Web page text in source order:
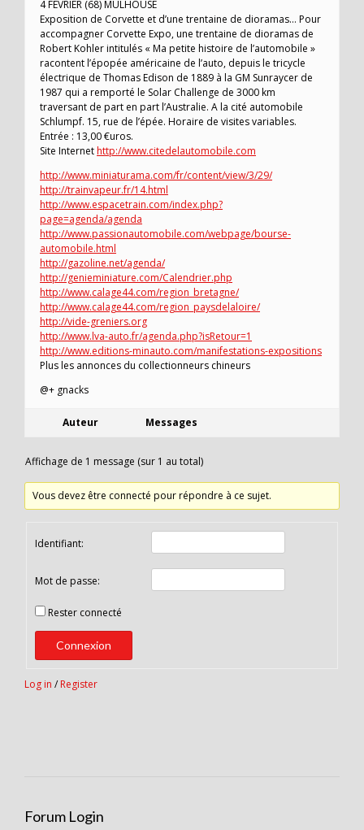
4 FEVRIER (68) MULHOUSE
Exposition de Corvette et d’une trentaine de dioramas… Pour
accompagner Corvette Expo, une trentaine de dioramas de
Robert Kohler intitulés « Ma petite histoire de l’automobile »
racontent l’épopée américaine de l’auto, depuis le tricycle
électrique de Thomas Edison de 1889 à la GM Sunraycer de
1987 qui a remporté le Solar Challenge de 3000 km
traversant de part en part l’Australie. A la cité automobile
Schlumpf. 15, rue de l’épée. Horaire de visites variables.
Entrée : 13,00 €uros.
Site Internethttp://www.citedelautomobile.com
http://www.miniaturama.com/fr/content/view/3/29/
http://trainvapeur.fr/14.html
http://www.espacetrain.com/index.php?
page=agenda/agenda
http://www.passionautomobile.com/webpage/bourse-
automobile.html
http://gazoline.net/agenda/
http://genieminiature.com/Calendrier.php
http://www.calage44.com/region_bretagne/
http://www.calage44.com/region_paysdelaloire/
http://vide-greniers.org
http://www.lva-auto.fr/agenda.php?isRetour=1
http://www.editions-minauto.com/manifestations-expositions
Plus les annonces du collectionneurs chineurs
@+ gnacks
Auteur Messages
Affichage de 1 message (sur 1 au total)
Vous devez être connecté pour répondre à ce sujet.
Identifiant:
Mot de passe:
Rester connecté
Connexion
Log in / Register
Forum Login